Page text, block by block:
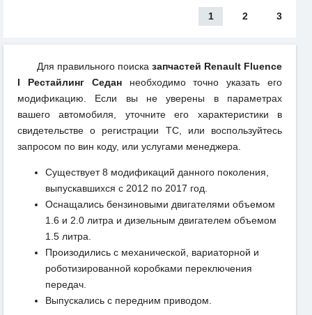
1 2 3
Для правильного поиска запчастей Renault Fluence
I Рестайлинг Седаннеобходимо точно указать его
модификацию. Если вы не уверены в параметрах
вашего автомобиля, уточните его характеристики в
свидетельстве о регистрации ТС, или воспользуйтесь
запросом по вин коду, или услугами менеджера.
Существует 8 модификаций данного поколения,
выпускавшихся с 2012 по 2017 год.
Оснащались бензиновыми двигателями объемом
1.6 и 2.0 литра и дизельным двигателем объемом
1.5 литра.
Произодились с механической, вариаторной и
роботизированной коробками переключения
передач.
Выпускались с передним приводом.